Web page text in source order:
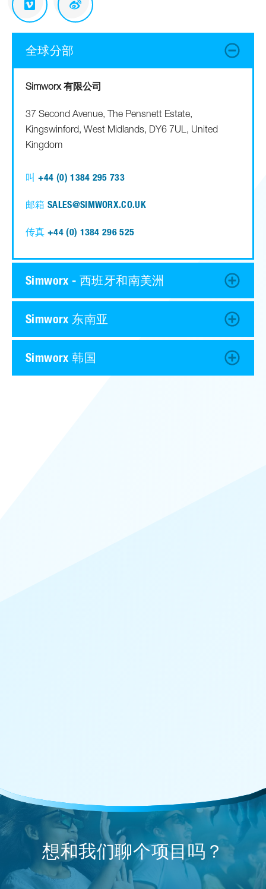
全球分部
Simworx 有限公司
37 Second Avenue, The Pensnett Estate,
Kingswinford, West Midlands, DY6 7UL, United
Kingdom
叫 +44 (0) 1384 295 733
邮箱 SALES@SIMWORX.CO.UK
传真 +44 (0) 1384 296 525
Simworx - 西班牙和南美洲
Simworx 东南亚
Simworx 韩国
想和我们聊个项目吗？